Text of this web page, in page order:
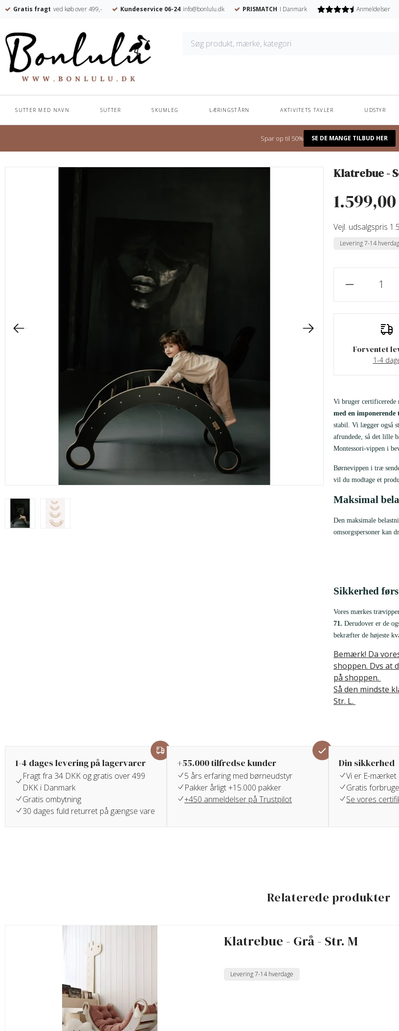
Gratis fragt ved køb over 499,- Kundeservice 06-24 info@bonlulu.dk PRISMATCH I Danmark Anmeldelser
SUTTER MED NAVN SUTTER SKUMLEG LÆRINGSTÅRN AKTIVITETS TAVLER UDSTYR
Spar op til 50% SE DE MANGE TILBUD HER
Klatrebue -
Vejl. udsalgspris
Levering 7-14
Forventet
1-4
Vi bruger
med en
stabil. Vi lægger også
afrundede, så det lille
Montessori-vippen i
Børnevippen i træ
vil du modtage et
Maksimal
Den maksimale
omsorgspersoner kan
Sikkerhed
Vores mærkes
71. Derudover er de
bekræfter de højeste
Bemærk! Da
shoppen. Dvs at
på shoppen.
Så den mindste
Str. L.
1-4 dages levering på lagervarer
Fragt fra 34 DKK og gratis over 499
DKK i Danmark
Gratis ombytning
30 dages fuld returret på gængse vare
+55.000 tilfredse kunder
5 års erfaring med børneudstyr
Pakker årligt +15.000 pakker
+450 anmeldelser på Trustpilot
Din sikkerhed
Vi er E-mærket
Gratis
Se vores
Relaterede produkter
Klatrebue - Grå - Str. M
Levering 7-14 hverdage